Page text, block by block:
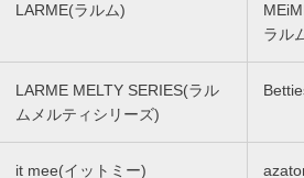
LARME(ラルム)
ラル
LARME MELTY SERIES(ラル
ムメルティシリーズ)
it mee(イットミー)